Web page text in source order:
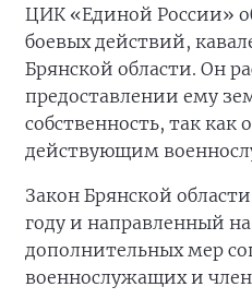
ЦИК «Единой России»
боевых действий,
Брянской области. Он
предоставлении ему
собственность, так как
действующим
Закон Брянской
году и направленный
дополнительных мер
военнослужащих и